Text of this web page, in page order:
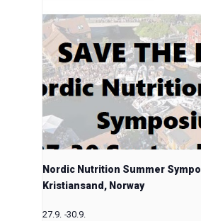
Nordic Nutrition Summer
Kristiansand, Norway
27.9. -30.9.